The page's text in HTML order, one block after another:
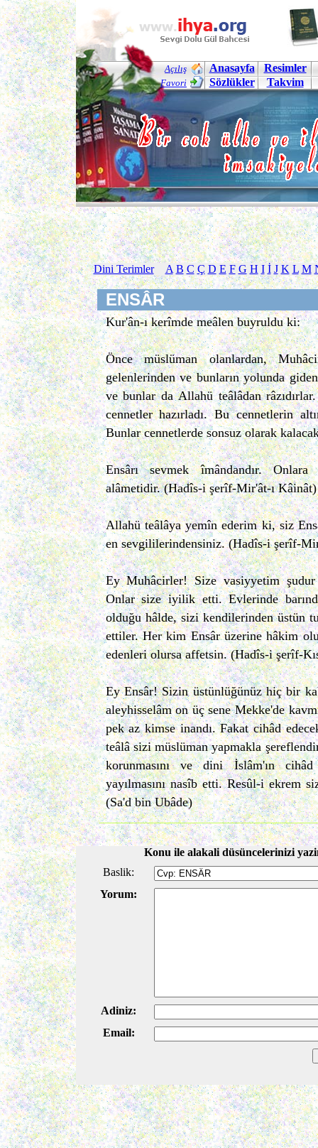
Açılış
Favori
Anasayfa
Resimler
Sözlükler
Takvim
Dini Terimler A B C Ç D E F G H I İ J K L M
ENSÂR
Kur'ân-ı kerîmde meâlen buyruldu ki:
Önce müslüman olanlardan,
gelenlerinden ve bunların yolunda
ve bunlar da Allahü teâlâdan
cennetler hazırladı. Bu cennetlerin
Bunlar cennetlerde sonsuz olarak
Ensârı sevmek îmândandır.
alâmetidir. (Hadîs-i şerîf-Mir'ât-ı Kâinât)
Allahü teâlâya yemîn ederim ki, siz
en sevgililerindensiniz. (Hadîs-i şerîf-
Ey Muhâcirler! Size vasiyyetim
Onlar size iyilik etti. Evlerinde
olduğu hâlde, sizi kendilerinden üstün
ettiler. Her kim Ensâr üzerine hâkim
edenleri olursa affetsin. (Hadîs-i şerîf-
Ey Ensâr! Sizin üstünlüğünüz hiç bir
aleyhisselâm on üç sene Mekke'de
pek az kimse inandı. Fakat cihâd
teâlâ sizi müslüman yapmakla
korunmasını ve dini İslâm'ın
yayılmasını nasîb etti. Resûl-i ekrem
(Sa'd bin Ubâde)
Konu ile alakali düsüncelerinizi
Baslik:
Yorum:
Adiniz:
Email: